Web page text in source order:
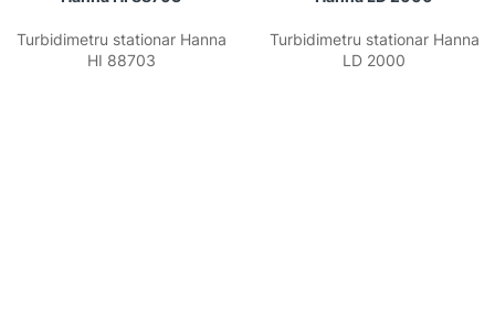
Turbidimetru stationar Hanna
HI 88703
Turbidimetru stationar Hanna
LD 2000